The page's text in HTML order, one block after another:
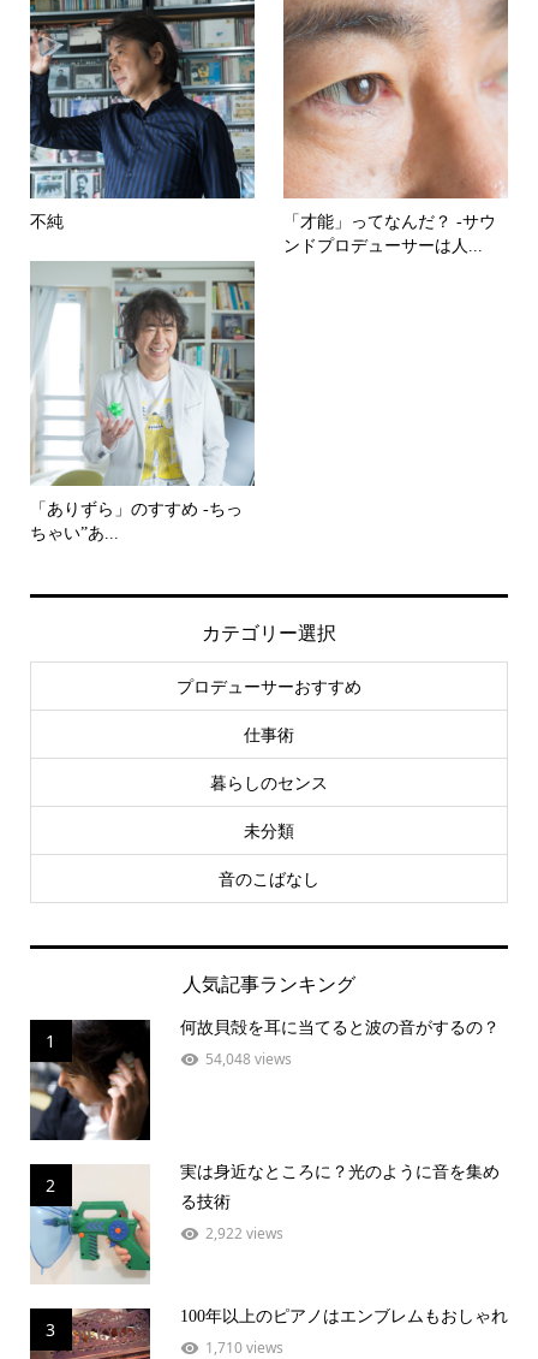
不純
「才能」ってなんだ？ -サウ
ンドプロデューサーは人...
「ありずら」のすすめ -ちっ
ちゃい”あ...
カテゴリー選択
プロデューサーおすすめ
仕事術
暮らしのセンス
未分類
音のこばなし
人気記事ランキング
1
何故貝殻を耳に当てると波の音がするの？
54,048 views
2
実は身近なところに？光のように音を集め
る技術
2,922 views
3
100年以上のピアノはエンブレムもおしゃれ
1,710 views